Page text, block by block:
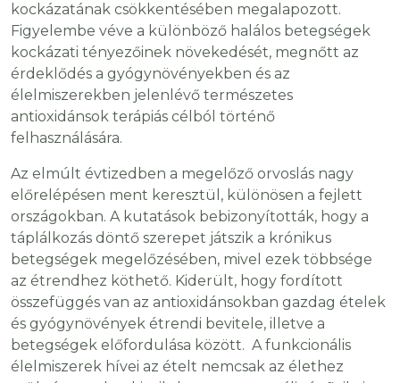
kockázatának csökkentésében megalapozott.
Figyelembe véve a különböző halálos betegségek
kockázati tényezőinek növekedését, megnőtt az
érdeklődés a gyógynövényekben és az
élelmiszerekben jelenlévő természetes
antioxidánsok terápiás célból történő
felhasználására.
Az elmúlt évtizedben a megelőző orvoslás nagy
előrelépésen ment keresztül, különösen a fejlett
országokban. A kutatások bebizonyították, hogy a
táplálkozás döntő szerepet játszik a krónikus
betegségek megelőzésében, mivel ezek többsége
az étrendhez köthető. Kiderült, hogy fordított
összefüggés van az antioxidánsokban gazdag ételek
és gyógynövények étrendi bevitele, illetve a
betegségek előfordulása között. A funkcionális
élelmiszerek hívei az ételt nemcsak az élethez